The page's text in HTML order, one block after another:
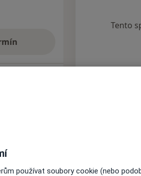
Tento
používat soubory cookie (nebo